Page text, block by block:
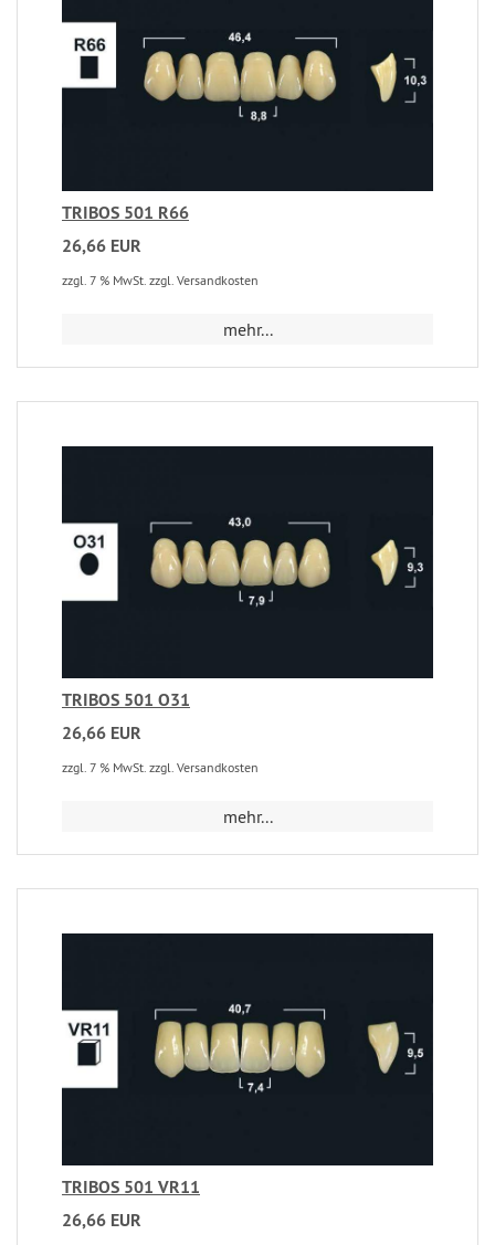
TRIBOS 501 R66
26,66 EUR
zzgl. 7 % MwSt. zzgl. Versandkosten
mehr...
TRIBOS 501 O31
26,66 EUR
zzgl. 7 % MwSt. zzgl. Versandkosten
mehr...
TRIBOS 501 VR11
26,66 EUR